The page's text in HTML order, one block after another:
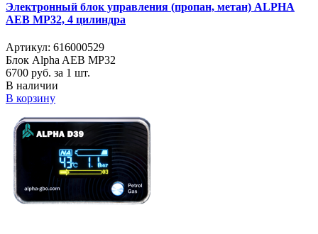
Электронный блок управления (пропан, метан) ALPHA
AEB MP32, 4 цилиндра
Артикул: 616000529
Блок Alpha AEB MP32
6700 руб. за 1 шт.
В наличии
В корзину